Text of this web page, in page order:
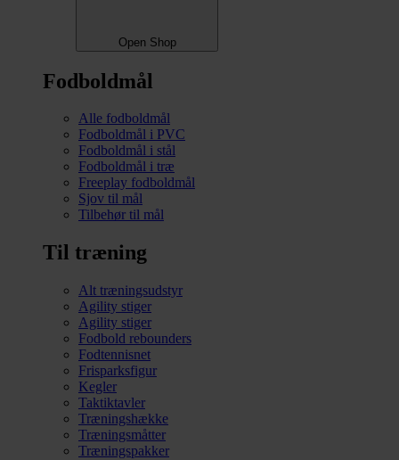
Open Shop
Fodboldmål
Alle fodboldmål
Fodboldmål i PVC
Fodboldmål i stål
Fodboldmål i træ
Freeplay fodboldmål
Sjov til mål
Tilbehør til mål
Til træning
Alt træningsudstyr
Agility stiger
Agility stiger
Fodbold rebounders
Fodtennisnet
Frisparksfigur
Kegler
Taktiktavler
Træningshække
Træningsmåtter
Træningspakker